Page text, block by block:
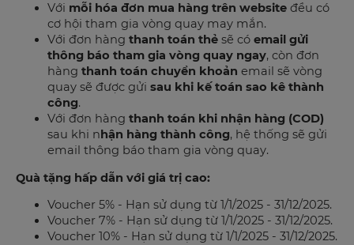
Với mỗi hóa đơn mua hàng trên website đều có
cơ hội tham gia vòng quay may mắn.
Với đơn hàng thanh toán thẻ sẽ có email gửi
thông báo tham gia vòng quay ngay, còn đơn
hàng thanh toán chuyển khoản email sẽ vòng
quay sẽ được gửi sau khi kế toán sao kê thành
công.
Với đơn hàng thanh toán khi nhận hàng (COD)
sau khi nhận hàng thành công, hệ thống sẽ gửi
email thông báo tham gia vòng quay.
Quà tặng hấp dẫn với giá trị cao:
Voucher 5% - Hạn sử dụng từ 1/1/2025 - 31/12/2025.
Voucher 7% - Hạn sử dụng từ 1/1/2025 - 31/12/2025.
Voucher 10% - Hạn sử dụng từ 1/1/2025 - 31/12/2025.